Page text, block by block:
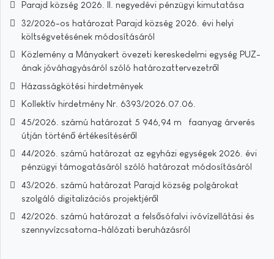
Parajd község 2026. II. negyedévi pénzügyi kimutatása
32/2026-os határozat Parajd község 2026. évi helyi
költségvetésének módosításáról
Közlemény a Mányakert övezeti kereskedelmi egység PUZ-
ának jóváhagyásáról szóló határozattervezetről
Házasságkötési hirdetmények
Kollektív hirdetmény Nr. 6393/2026.07.06.
45/2026. számú határozat 5 946,94 m³ faanyag árverés
útján történő értékesítéséről
44/2026. számú határozat az egyházi egységek 2026. évi
pénzügyi támogatásáról szóló határozat módosításáról
43/2026. számú határozat Parajd község polgárokat
szolgáló digitalizációs projektjéről
42/2026. számú határozat a felsősófalvi ivóvízellátási és
szennyvízcsatorna-hálózati beruházásról